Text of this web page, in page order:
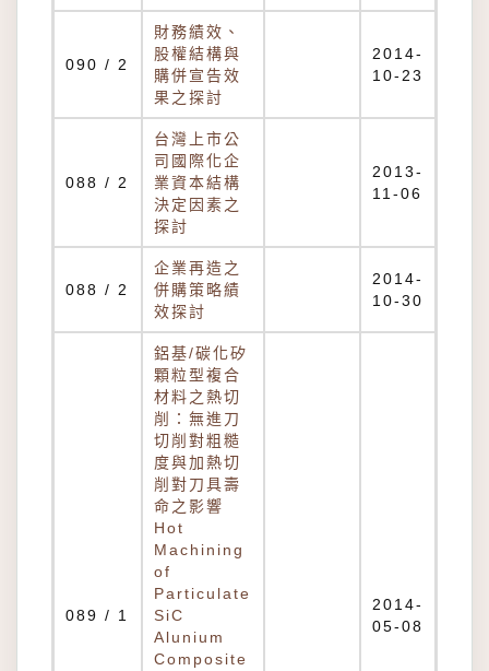
090 / 2
財務績效、
股權結構與
購併宣告效
果之探討
2014-
10-23
088 / 2
台灣上市公
司國際化企
業資本結構
決定因素之
探討
2013-
11-06
088 / 2
企業再造之
併購策略績
效探討
2014-
10-30
089 / 1
鋁基/碳化矽
顆粒型複合
材料之熱切
削：無進刀
切削對粗糙
度與加熱切
削對刀具壽
命之影響
Hot
Machining
of
Particulate
SiC
Alunium
Composite
2014-
05-08